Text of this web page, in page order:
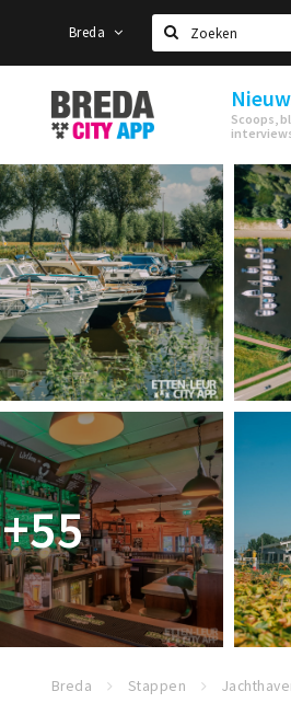
Breda
Zoeken
Stappen
&
Shoppen
Breda
Scoops,
+55
Breda Stappen